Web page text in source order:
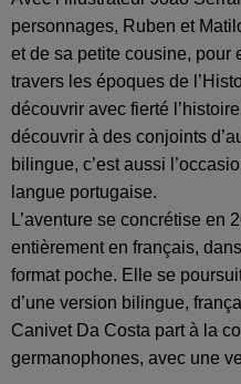
personnages, Ruben et
et de sa petite cousine, pour
travers les époques de
découvrir avec fierté
découvrir à des conjoints
bilingue, c’est aussi
langue portugaise.
L’aventure se concrétise en
entièrement en français,
format poche. Elle se
d’une version bilingue,
Canivet Da Costa part à la
germanophones, avec une